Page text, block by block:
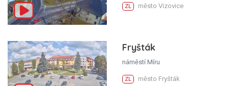
ZL město Vizovice
Fryšták
náměstí Míru
ZL město Fryšták